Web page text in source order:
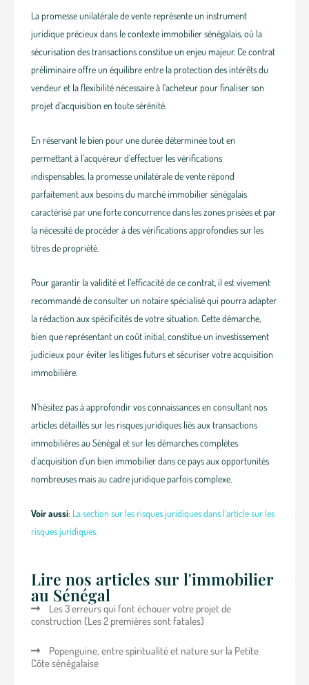
La promesse unilatérale de vente représente un instrument
juridique précieux dans le contexte immobilier sénégalais, où la
sécurisation des transactions constitue un enjeu majeur. Ce contrat
préliminaire offre un équilibre entre la protection des intérêts du
vendeur et la flexibilité nécessaire à l’acheteur pour finaliser son
projet d’acquisition en toute sérénité.
En réservant le bien pour une durée déterminée tout en
permettant à l’acquéreur d’effectuer les vérifications
indispensables, la promesse unilatérale de vente répond
parfaitement aux besoins du marché immobilier sénégalais
caractérisé par une forte concurrence dans les zones prisées et par
la nécessité de procéder à des vérifications approfondies sur les
titres de propriété.
Pour garantir la validité et l’efficacité de ce contrat, il est vivement
recommandé de consulter un notaire spécialisé qui pourra adapter
la rédaction aux spécificités de votre situation. Cette démarche,
bien que représentant un coût initial, constitue un investissement
judicieux pour éviter les litiges futurs et sécuriser votre acquisition
immobilière.
N’hésitez pas à approfondir vos connaissances en consultant nos
articles détaillés sur les risques juridiques liés aux transactions
immobilières au Sénégal et sur les démarches complètes
d’acquisition d’un bien immobilier dans ce pays aux opportunités
nombreuses mais au cadre juridique parfois complexe.
Voir aussi: La section sur les risques juridiques dans l’article sur les
risques juridiques.
Lire nos articles sur l'immobilier
au Sénégal
Les 3 erreurs qui font échouer votre projet de
construction (Les 2 premières sont fatales)
Popenguine, entre spiritualité et nature sur la Petite
Côte sénégalaise